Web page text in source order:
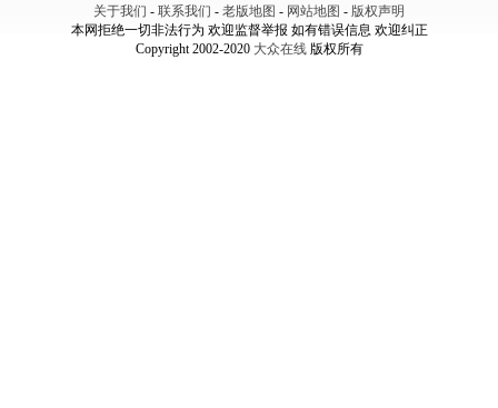
关于我们 - 联系我们 - 老版地图 - 网站地图 - 版权声明
本网拒绝一切非法行为 欢迎监督举报 如有错误信息 欢迎纠正
Copyright 2002-2020 大众在线版权所有